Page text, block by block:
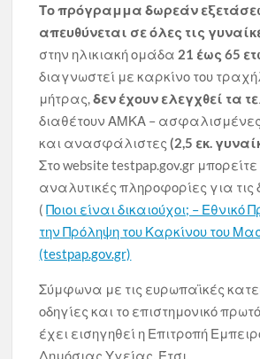
Το πρόγραμμα δωρεάν
απευθύνεται σε όλες τις
στην ηλικιακή ομάδα 21 έως 65
διαγνωστεί με καρκίνο του
μήτρας,δεν έχουν ελεγχθεί τα
διαθέτουν ΑΜΚΑ – ασφαλισμένες
και ανασφάλιστες(2,5 εκ.
Στο website testpap.gov.gr
αναλυτικές πληροφορίες για τις
(Ποιοι είναι δικαιούχοι; –
την Πρόληψη του Καρκίνου του
(testpap.gov.gr)
Σύμφωνα με τις ευρωπαϊκές
οδηγίες και το επιστημονικό
έχει εισηγηθεί η Επιτροπή
Δημόσιας Υγείας. Έτσι,